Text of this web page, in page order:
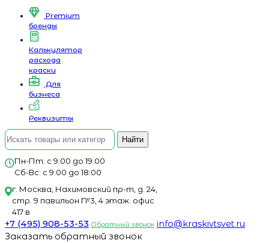
Premium
бренды
Калькулятор
расхода
краски
Для
бизнеса
Реквизиты
Найти
Пн-Пт: с 9:00 до 19:00
Сб-Вс: с 9:00 до 18:00
г. Москва, Нахимовский пр-т, д. 24,
стр. 9 павильон №3, 4 этаж. офис
417 в
+7 (495) 908-53-53 Обратный звонок info@kraskivtsvet.ru
Заказать обратный звонок